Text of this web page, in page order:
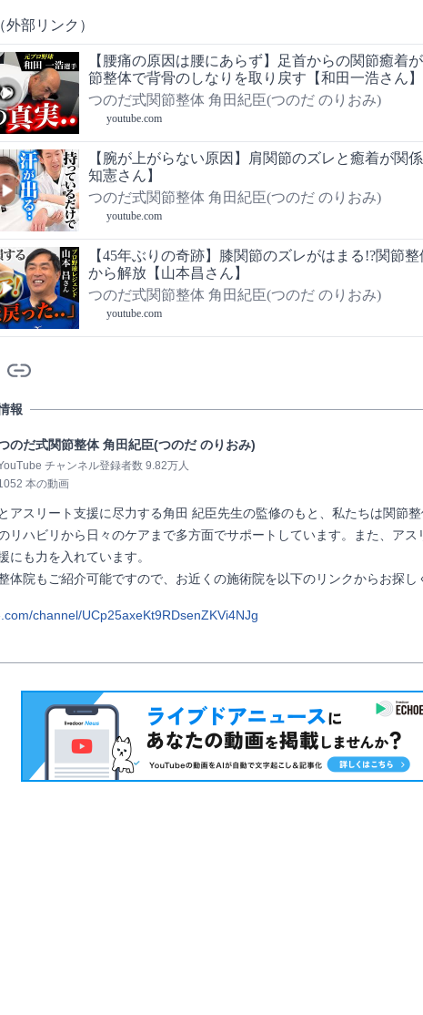
部リンク）
【腰痛の原因は腰にあらず】足首からの関節癒着
節整体で背骨のしなりを取り戻す【和田一浩さん】
つのだ式関節整体 角田紀臣(つのだ のりおみ)
youtube.com
【腕が上がらない原因】肩関節のズレと癒着が関
知憲さん】
つのだ式関節整体 角田紀臣(つのだ のりおみ)
youtube.com
【45年ぶりの奇跡】膝関節のズレがはまる!?関節
から解放【山本昌さん】
つのだ式関節整体 角田紀臣(つのだ のりおみ)
youtube.com
報
のだ式関節整体 角田紀臣(つのだ のりおみ)
チャンネル登録者数 9.82万人
本の動画
アスリート支援に尽力する角田 紀臣先生の監修のもと、私たちは関節
リハビリから日々のケアまで多方面でサポートしています。また、アス
にも力を入れています。
channel/UCp25axeKt9RDsenZKVi4NJg